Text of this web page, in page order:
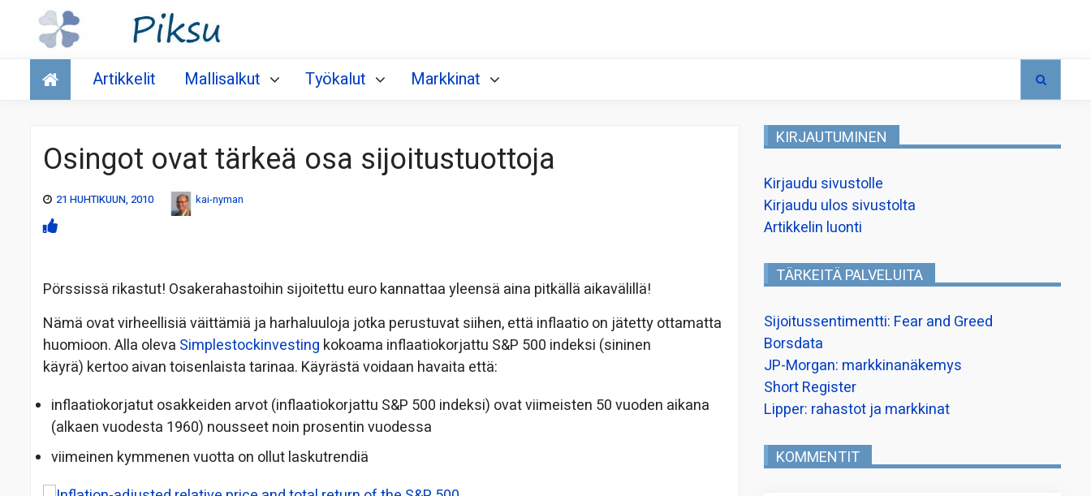
Talous
Artikkelit Mallisalkut Työkalut Markkinat
Osingot ovat tärkeä osa sijoitustuottoja
21 HUHTIKUUN, 2010 kai-nyman
Pörssissä rikastut! Osakerahastoihin sijoitettu euro kannattaa yleensä aina pitkällä aikavälillä!
Nämä ovat virheellisiä väittämiä ja harhaluuloja jotka perustuvat siihen, että inflaatio on jätetty ottamatta
huomioon. Alla oleva Simplestockinvesting kokoama inflaatiokorjattu S&P 500 indeksi (sininen
käyrä) kertoo aivan toisenlaista tarinaa. Käyrästä voidaan havaita että:
inflaatiokorjatut osakkeiden arvot (inflaatiokorjattu S&P 500 indeksi) ovat viimeisten 50 vuoden aikana
(alkaen vuodesta 1960) nousseet noin prosentin vuodessa
viimeinen kymmenen vuotta on ollut laskutrendiä
KIRJAUTUMINEN
Kirjaudu sivustolle
Kirjaudu ulos sivustolta
Artikkelin luonti
TÄRKEITÄ PALVELUITA
Sijoitussentimentti: Fear and Greed
Borsdata
JP-Morgan: markkinanäkemys
Short Register
Lipper: rahastot ja markkinat
KOMMENTIT